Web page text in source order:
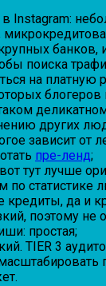
в Instagram:
банков,
поиска
на платную
блогеров
других
зависит от
пре-ленд;
тут лучше
по статистике
кредиты, да и
поэтому не
простая;
TIER 3